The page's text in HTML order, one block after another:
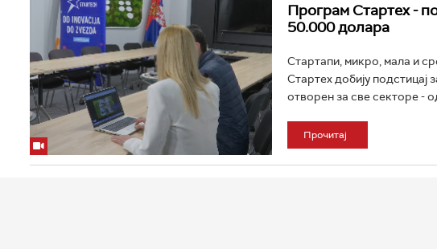
Програм Стартех -
50.000 долара
Стартапи, микро, мала и
Стартех добију подстицај
отворен за све секторе -
Прочитај